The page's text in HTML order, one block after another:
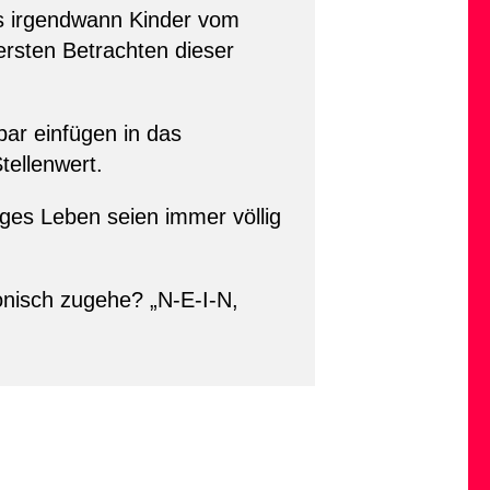
Kinder vom
Betrachten dieser
einfügen in das
Leben seien immer völlig
zugehe? „N-E-I-N,